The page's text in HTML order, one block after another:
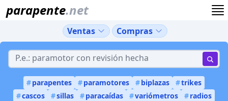
parapente.net
Ventas Compras
#parapentes #paramotores #biplazas #trikes
#cascos #sillas #paracaídas #variómetros #radios